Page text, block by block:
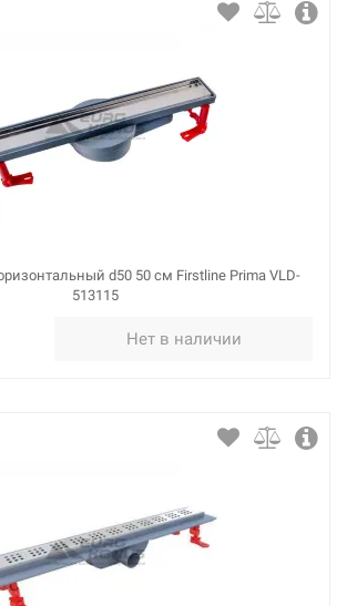
d50 50 см Firstline Prima VLD-
513115
Нет в наличии